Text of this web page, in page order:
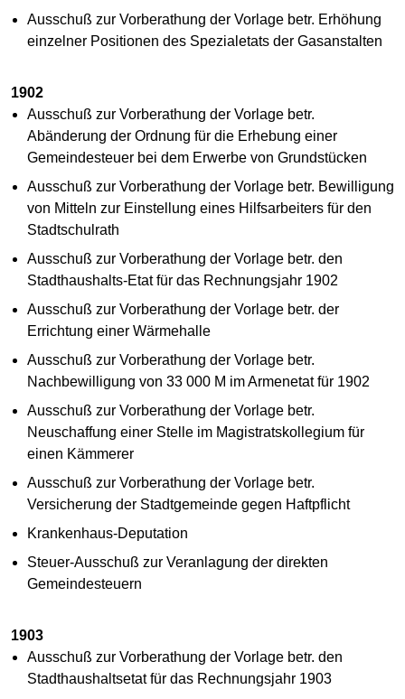
Ausschuß zur Vorberathung der Vorlage betr. Erhöhung
einzelner Positionen des Spezialetats der Gasanstalten
1902
Ausschuß zur Vorberathung der Vorlage betr.
Abänderung der Ordnung für die Erhebung einer
Gemeindesteuer bei dem Erwerbe von Grundstücken
Ausschuß zur Vorberathung der Vorlage betr. Bewilligung
von Mitteln zur Einstellung eines Hilfsarbeiters für den
Stadtschulrath
Ausschuß zur Vorberathung der Vorlage betr. den
Stadthaushalts-Etat für das Rechnungsjahr 1902
Ausschuß zur Vorberathung der Vorlage betr. der
Errichtung einer Wärmehalle
Ausschuß zur Vorberathung der Vorlage betr.
Nachbewilligung von 33 000 M im Armenetat für 1902
Ausschuß zur Vorberathung der Vorlage betr.
Neuschaffung einer Stelle im Magistratskollegium für
einen Kämmerer
Ausschuß zur Vorberathung der Vorlage betr.
Versicherung der Stadtgemeinde gegen Haftpflicht
Krankenhaus-Deputation
Steuer-Ausschuß zur Veranlagung der direkten
Gemeindesteuern
1903
Ausschuß zur Vorberathung der Vorlage betr. den
Stadthaushaltsetat für das Rechnungsjahr 1903